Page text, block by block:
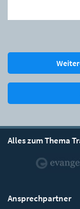
Alles zum Thema
Ansprechpartner